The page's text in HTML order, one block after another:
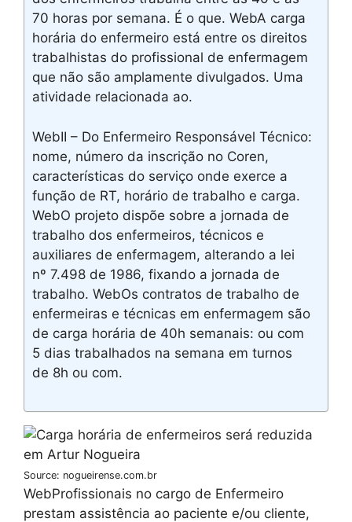
70 horas por semana. É o que. WebA carga
horária do enfermeiro está entre os direitos
trabalhistas do profissional de enfermagem
que não são amplamente divulgados. Uma
atividade relacionada ao.
WebII – Do Enfermeiro Responsável Técnico:
nome, número da inscrição no Coren,
características do serviço onde exerce a
função de RT, horário de trabalho e carga.
WebO projeto dispõe sobre a jornada de
trabalho dos enfermeiros, técnicos e
auxiliares de enfermagem, alterando a lei
nº 7.498 de 1986, fixando a jornada de
trabalho. WebOs contratos de trabalho de
enfermeiras e técnicas em enfermagem são
de carga horária de 40h semanais: ou com
5 dias trabalhados na semana em turnos
de 8h ou com.
Source: nogueirense.com.br
WebProfissionais no cargo de Enfermeiro
prestam assistência ao paciente e/ou cliente,